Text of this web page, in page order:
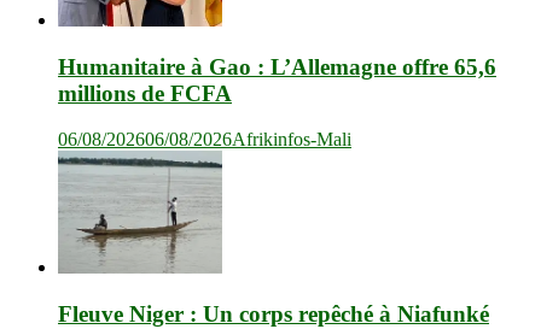
Humanitaire à Gao : L’Allemagne offre 65,6
millions de FCFA
06/08/202606/08/2026Afrikinfos-Mali
Fleuve Niger : Un corps repêché à Niafunké